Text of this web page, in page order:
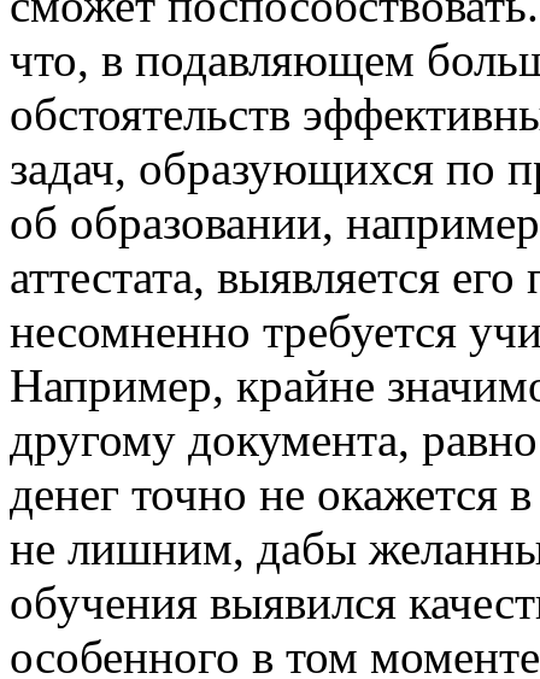
что, в подавляющем
обстоятельств
задач, образующихся по
об образовании,
аттестата, выявляется
несомненно требуется
Например, крайне
другому документа,
денег точно не окажется
не лишним, дабы
обучения выявился
особенного в том